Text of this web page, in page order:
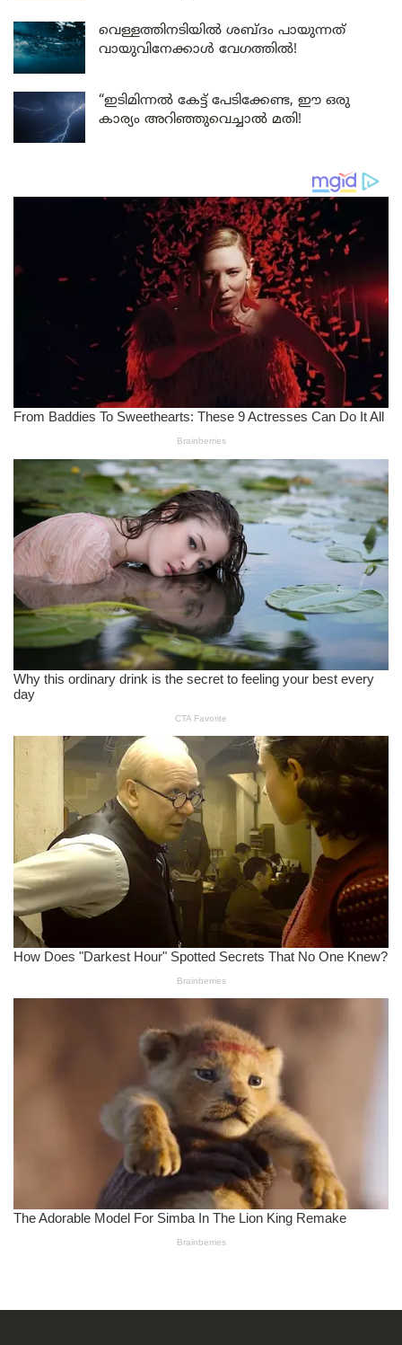
വെള്ളത്തിനടിയിൽ ശബ്ദം പായുന്നത്
വായുവിനേക്കാൾ വേഗത്തിൽ!
“ഇടിമിന്നൽ കേട്ട് പേടിക്കേണ്ട, ഈ ഒരു
കാര്യം അറിഞ്ഞുവെച്ചാൽ മതി!